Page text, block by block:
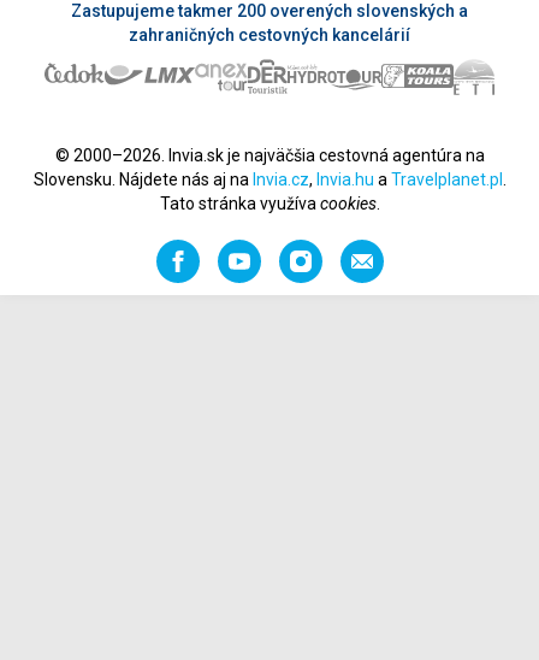
Zastupujeme takmer 200 overených slovenských a
zahraničných cestovných kancelárií
© 2000–2026. Invia.sk je najväčšia cestovná agentúra na
Slovensku. Nájdete nás aj na Invia.cz, Invia.hu a Travelplanet.pl
Tato stránka využíva cookies.
FacebookYouTubeInstagramOdporučiť